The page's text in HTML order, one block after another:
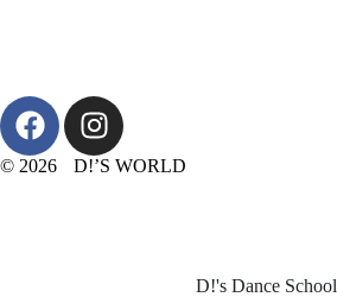
© 2026 D!’S WORLD
D!'s Dance School